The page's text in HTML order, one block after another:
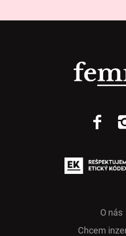
O nás
Chcem